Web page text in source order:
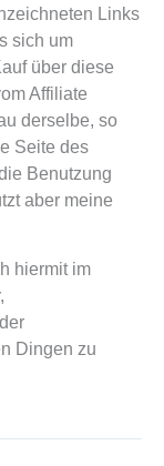
Links
sich um
über diese
Affiliate
derselbe, so
Seite des
Benutzung
aber meine
hiermit im
Dingen zu